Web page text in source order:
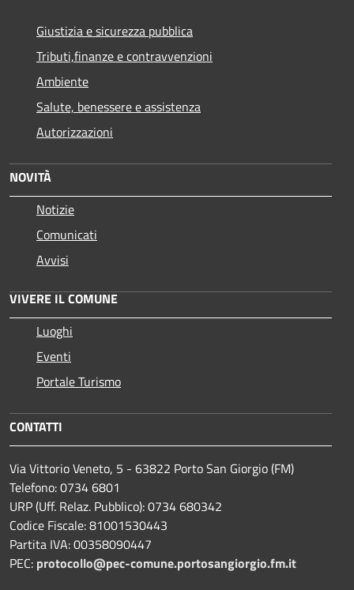
Giustizia e sicurezza pubblica
Tributi,finanze e contravvenzioni
Ambiente
Salute, benessere e assistenza
Autorizzazioni
NOVITÀ
Notizie
Comunicati
Avvisi
VIVERE IL COMUNE
Luoghi
Eventi
Portale Turismo
CONTATTI
Via Vittorio Veneto, 5 - 63822 Porto San Giorgio (FM)
Telefono: 0734 6801
URP (Uff. Relaz. Pubblico): 0734 680342
Codice Fiscale: 81001530443
Partita IVA: 00358090447
PEC: protocollo@pec-comune.portosangiorgio.fm.it